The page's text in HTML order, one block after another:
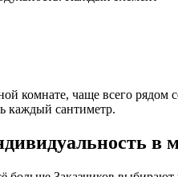
комнате, чаще всего
каждый сантиметр.
в